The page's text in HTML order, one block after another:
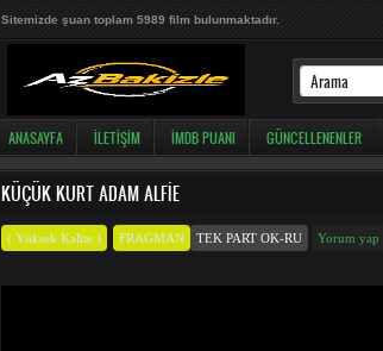
Sitemizde şuan toplam 5989 film bulunmaktadır.
ANASAYFA İLETIŞIM İMDB PUANI GÜNCELLENENLER
KÜÇÜK KURT ADAM ALFIE
( Yüksek Kalite ) FRAGMAN TEK PART OK-RU Yorum yap